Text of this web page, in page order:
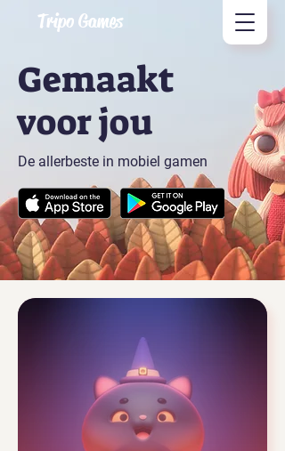
Tripo Games
Gemaakt
voor jou
De allerbeste in mobiel gamen